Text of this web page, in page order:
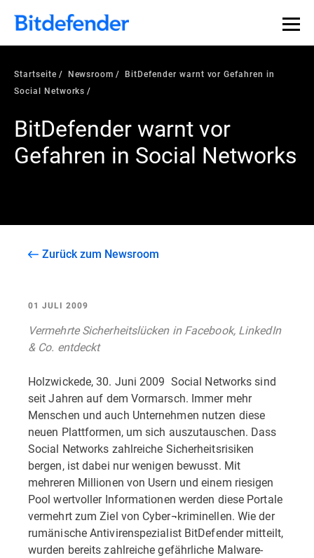
Startseite Newsroom
BitDefender warnt vor Gefahren in
Social Networks
BitDefender warnt vor
Gefahren in Social Networks
Zurück zum Newsroom
01 JULI 2009
Vermehrte Sicherheitslücken in Facebook, LinkedIn
& Co. entdeckt
Holzwickede, 30. Juni 2009  Social Networks sind
seit Jahren auf dem Vormarsch. Immer mehr
Menschen und auch Unternehmen nutzen diese
neuen Plattformen, um sich auszutauschen. Dass
Social Networks zahlreiche Sicherheitsrisiken
bergen, ist dabei nur wenigen bewusst. Mit
mehreren Millionen von Usern und einem riesigen
Pool wertvoller Informationen werden diese Portale
vermehrt zum Ziel von Cyber¬kriminellen. Wie der
rumänische Antivirenspezialist BitDefender mitteilt,
wurden bereits zahlreiche gefährliche Malware-